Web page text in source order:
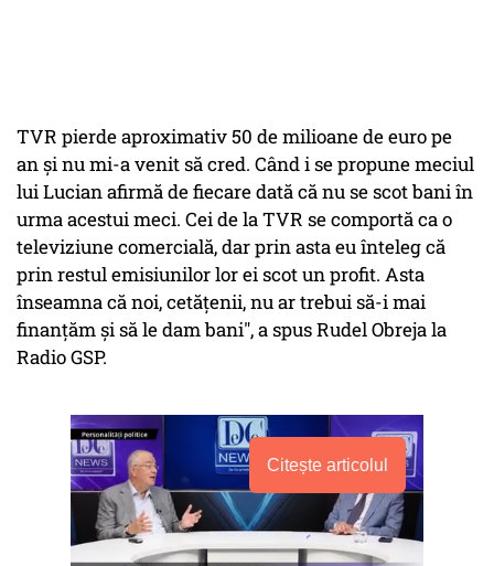
TVR pierde aproximativ 50 de milioane de euro pe
an și nu mi-a venit să cred. Când i se propune meciul
lui Lucian afirmă de fiecare dată că nu se scot bani în
urma acestui meci. Cei de la TVR se comportă ca o
televiziune comercială, dar prin asta eu înteleg că
prin restul emisiunilor lor ei scot un profit. Asta
înseamna că noi, cetățenii, nu ar trebui să-i mai
finanțăm și să le dam bani", a spus Rudel Obreja la
Radio GSP.
Citește articolul